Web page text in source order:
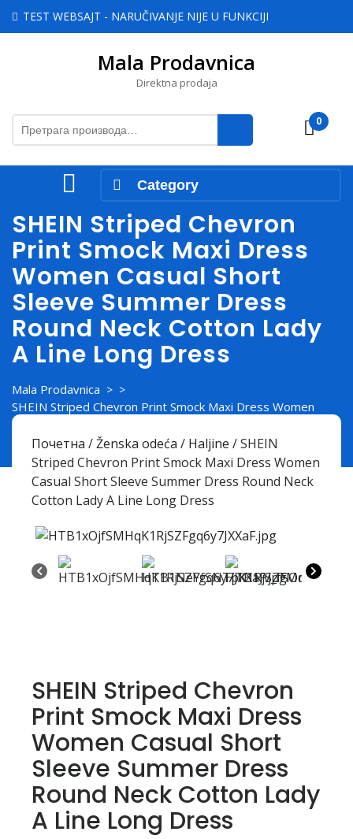
SkipTEST WEBSAJT - NARUČIVANJE NIJE U FUNKCIJI
Mala Prodavnica
Direktna prodaja
Претрага
за:
Cart
0
Open
Category
SHEIN Striped Chevron
Print Smock Maxi Dress
Women Casual Short
Sleeve Summer Dress
Round Neck Cotton Lady
A Line Long Dress
Mala Prodavnica > >
SHEIN Striped Chevron Print Smock Maxi Dress Women
Casual Short Sleeve Summer Dress Round Neck Cotton Lady
A Line Long Dress
Почетна /Ženska odeća / Haljine / SHEIN
Striped Chevron Print Smock Maxi Dress Women
Casual Short Sleeve Summer Dress Round Neck
Cotton Lady A Line Long Dress
SHEIN Striped Chevron
Print Smock Maxi Dress
Women Casual Short
Sleeve Summer Dress
Round Neck Cotton Lady
A Line Long Dress